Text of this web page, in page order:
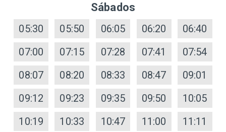
Sábados
05:30 05:50 06:05 06:20
06:40
07:00
07:15 07:28 07:41
07:54
08:07
08:20 08:33 08:47
09:01
09:12
09:23 09:35 09:50
10:05
10:19
10:33 10:47 11:00
11:11